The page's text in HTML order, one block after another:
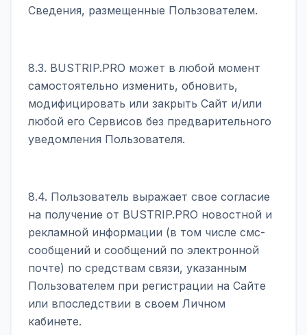
Сведения, размещенные Пользователем.
8.3. BUSTRIP.PRO может в любой момент
самостоятельно изменить, обновить,
модифицировать или закрыть Сайт и/или
любой его Сервисов без предварительного
уведомления Пользователя.
8.4. Пользователь выражает свое согласие
на получение от BUSTRIP.PRO новостной и
рекламной информации (в том числе смс-
сообщений и сообщений по электронной
почте) по средствам связи, указанным
Пользователем при регистрации на Сайте
или впоследствии в своем Личном
кабинете.